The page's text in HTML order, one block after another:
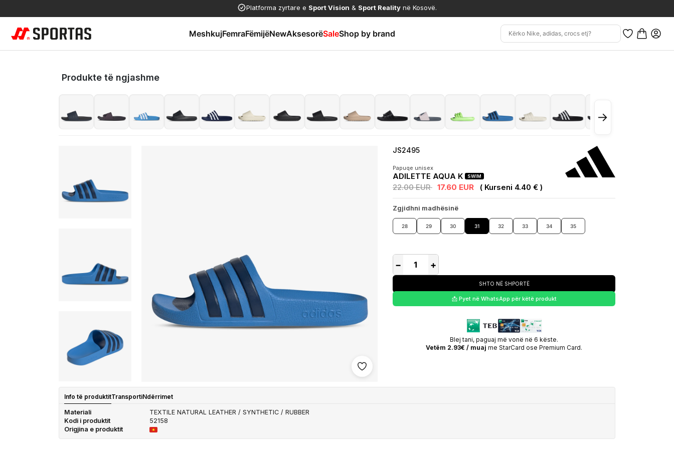
Platforma zyrtare e Sport Vision & Sport Reality në Kosovë.
MeshkujFemraFëmijëNewAksesorëSaleShop by brand
Produkte të ngjashme
→
Shto në wishlist
JS2495
Papuqe unisex
ADILETTE AQUA K SWIM
22.00 EUR 17.60 EUR ( Kurseni 4.40 € )
Zgjidhni madhësinë
28 29 30 31 32 33 34 35
− +
SHTO NË SHPORTË
📩 Pyet në WhatsApp për këtë produkt
Blej tani, paguaj më vonë në 6 këste.
Vetëm 2.93€ / muaj me StarCard ose Premium Card.
Info të produktitTransportiNdërrimet
Materiali
TEXTILE NATURAL LEATHER / SYNTHETIC / RUBBER
Kodi i produktit
52158
Origjina e produktit